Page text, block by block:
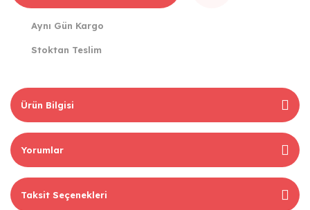
Aynı Gün Kargo
Stoktan Teslim
Ürün Bilgisi
Yorumlar
Taksit Seçenekleri